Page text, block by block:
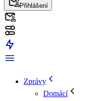
Přihlášení
Zprávy
Domácí